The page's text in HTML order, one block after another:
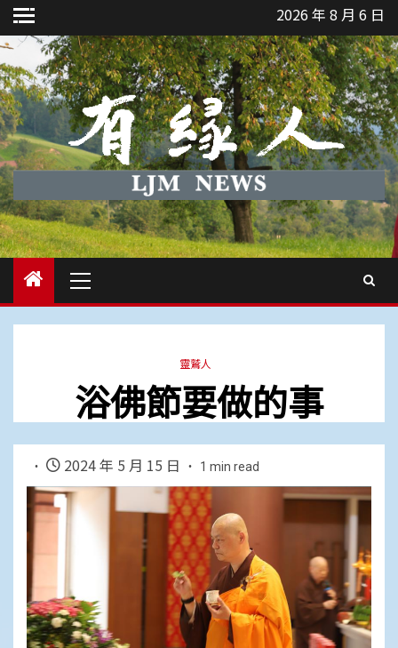
Skip
to
content
2026 年 8 月 6 日
Menu
靈鷲人
浴佛節要做的事
2024 年 5 月 15 日 1 min read